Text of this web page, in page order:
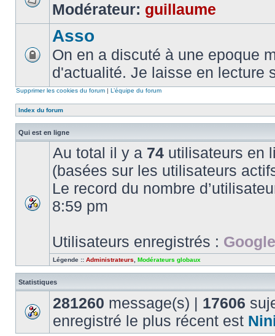
Modérateur: guillaume
Asso
On en a discuté à une epoque
d'actualité. Je laisse en lecture
Supprimer les cookies du forum | L’équipe du forum
Index du forum
Qui est en ligne
Au total il y a 74 utilisateurs en
(basées sur les utilisateurs
Le record du nombre
8:59 pm
Utilisateurs enregistrés :
Légende :: Administrateurs Modérateurs globaux
Statistiques
281260 message(s) | 17606
enregistré le plus récent est